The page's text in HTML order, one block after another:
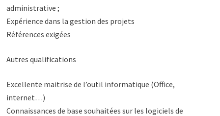
administrative ;
Expérience dans la gestion des projets
Références exigées
Autres qualifications
Excellente maitrise de l’outil informatique (Office,
internet…)
Connaissances de base souhaitées sur les logiciels de